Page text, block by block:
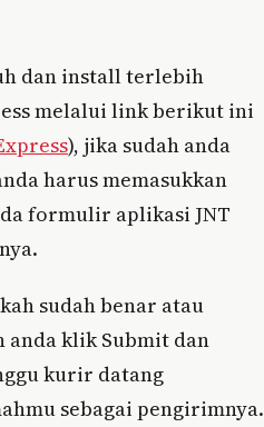
dan install terlebih
melalui link berikut ini
), jika sudah anda
harus memasukkan
formulir aplikasi JNT
sudah benar atau
anda klik Submit dan
kurir datang
sebagai pengirimnya.